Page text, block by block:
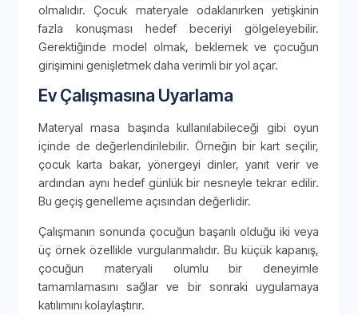
olmalıdır. Çocuk materyale odaklanırken yetişkinin
fazla konuşması hedef beceriyi gölgeleyebilir.
Gerektiğinde model olmak, beklemek ve çocuğun
girişimini genişletmek daha verimli bir yol açar.
Ev Çalışmasına Uyarlama
Materyal masa başında kullanılabileceği gibi oyun
içinde de değerlendirilebilir. Örneğin bir kart seçilir,
çocuk karta bakar, yönergeyi dinler, yanıt verir ve
ardından aynı hedef günlük bir nesneyle tekrar edilir.
Bu geçiş genelleme açısından değerlidir.
Çalışmanın sonunda çocuğun başarılı olduğu iki veya
üç örnek özellikle vurgulanmalıdır. Bu küçük kapanış,
çocuğun materyali olumlu bir deneyimle
tamamlamasını sağlar ve bir sonraki uygulamaya
katılımını kolaylaştırır.